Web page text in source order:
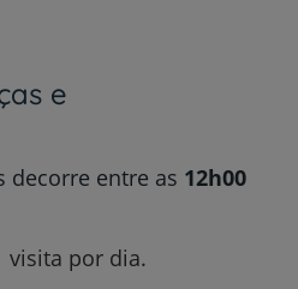
e
decorre entre as 12h00
visita por dia.